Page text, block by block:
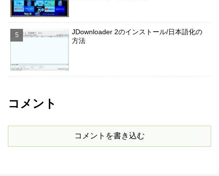
JDownloader 2のインストール/日本語化の
方法
コメント
コメントを書き込む